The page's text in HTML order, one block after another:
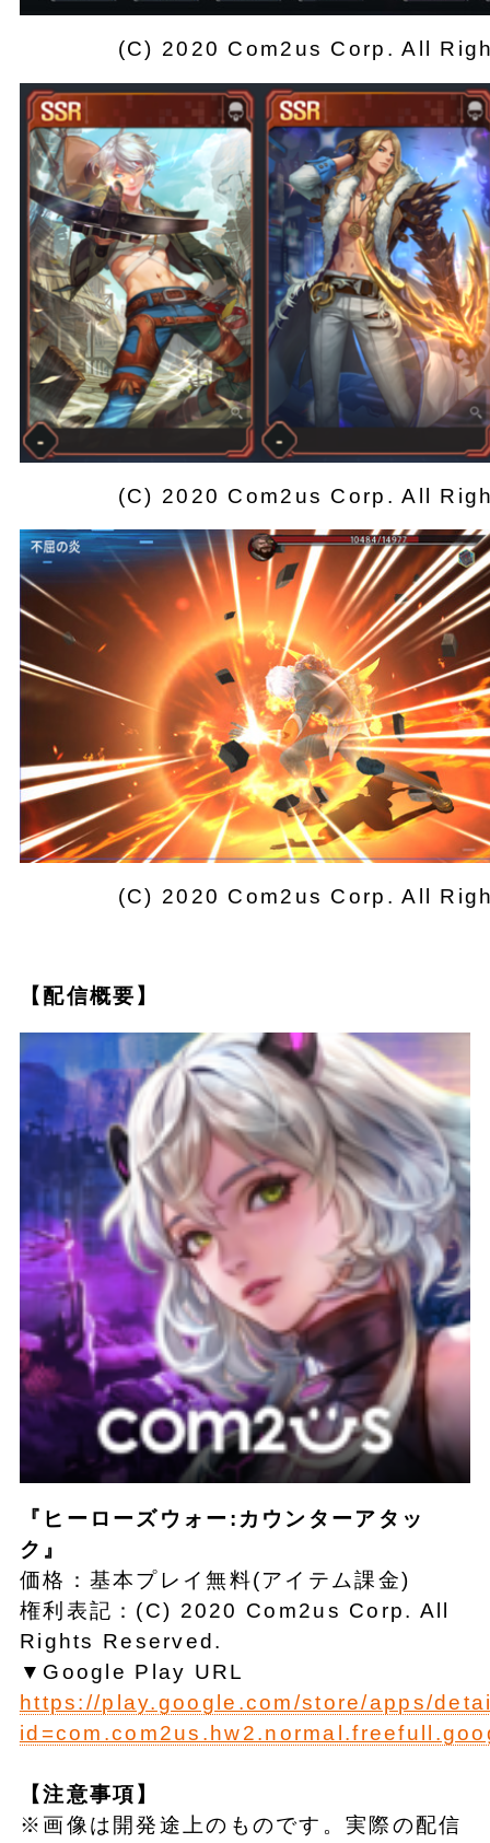
(C) 2020 Com2us Corp. All
(C) 2020 Com2us Corp. All
(C) 2020 Com2us Corp. All
【配信概要】
『ヒーローズウォー:カウンターアタッ
ク』
価格：基本プレイ無料(アイテム課金)
権利表記：(C) 2020 Com2us Corp. All
Rights Reserved.
▼Google Play URL
https://play.google.com/store/apps/
【注意事項】
※画像は開発途上のものです。実際の配信